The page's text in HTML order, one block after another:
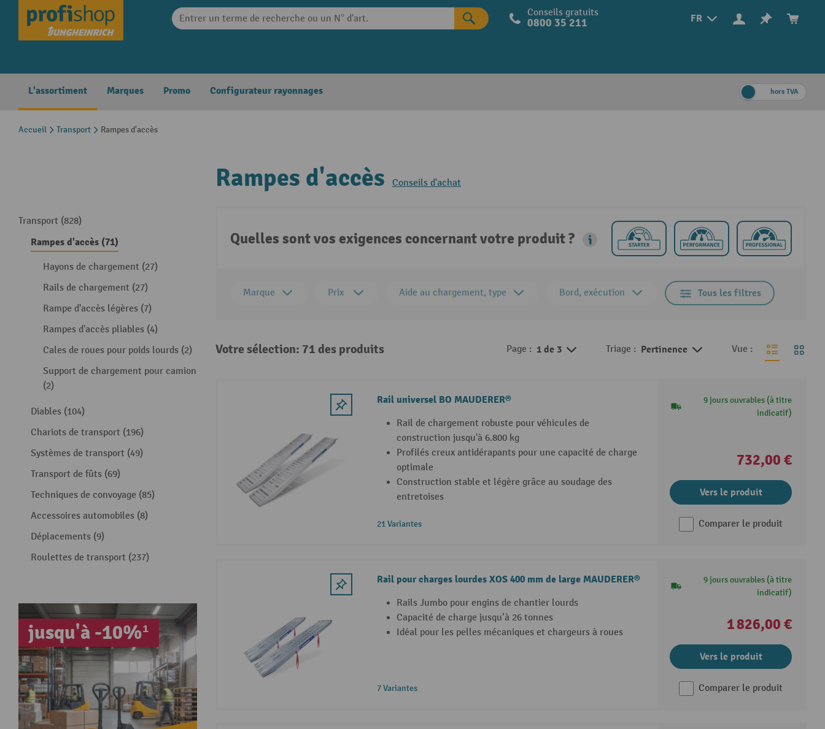
Skip to main navigation FR
Conseils gratuits
0800 35 211
L'assortiment Marques Promo Configurateur rayonnages hors TVA
Accueil Transport Rampes d'accès
Transport (828)
Rampes d'accès (71)
Hayons de chargement (27)
Rails de chargement (27)
Rampe d'accès légères (7)
Rampes d'accès pliables (4)
Cales de roues pour poids lourds (2)
Support de chargement pour camion
(2)
Diables (104)
Chariots de transport (196)
Systèmes de transport (49)
Transport de fûts (69)
Techniques de convoyage (85)
Accessoires automobiles (8)
Déplacements (9)
Roulettes de transport (237)
jusqu'à -10%¹
Rampes d'accès Conseils d'achat
Quelles sont vos exigences concernant votre produit ?
Marque Prix Aide au chargement, type Bord, exécution Tous les filtres
Votre sélection: 71 des produits Page : 1 de 3 Triage : Pertinence Vue :
Rail universel BO MAUDERER®
Rail de chargement robuste pour véhicules de
construction jusqu'à 6.800 kg
Profilés creux antidérapants pour une capacité de charge
optimale
Construction stable et légère grâce au soudage des
entretoises
21 Variantes
9 jours ouvrables (à titre
indicatif)
732,00 €
Vers le produit
Comparer le produit
Rail pour charges lourdes XOS 400 mm de large MAUDERER®
Rails Jumbo pour engins de chantier lourds
Capacité de charge jusqu’à 26 tonnes
Idéal pour les pelles mécaniques et chargeurs à roues
7 Variantes
9 jours ouvrables (à titre
indicatif)
1 826,00 €
Vers le produit
Comparer le produit